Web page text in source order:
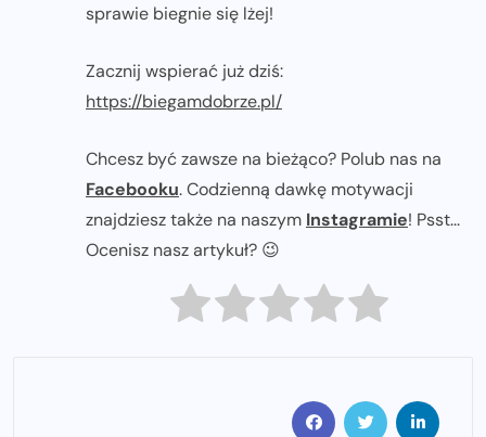
sprawie biegnie się lżej!
Zacznij wspierać już dziś:
https://biegamdobrze.pl/
Chcesz być zawsze na bieżąco? Polub nas na
Facebooku. Codzienną dawkę motywacji
znajdziesz także na naszym Instagramie! Psst...
Ocenisz nasz artykuł? 😉